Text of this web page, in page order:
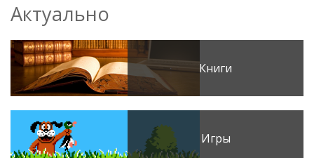
Актуально
Книги
Игры